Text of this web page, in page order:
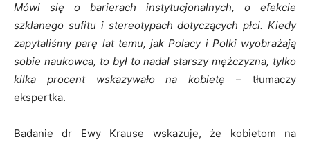
Mówi się o barierach instytucjonalnych, o efekcie
szklanego sufitu i stereotypach dotyczących płci. Kiedy
zapytaliśmy parę lat temu, jak Polacy i Polki wyobrażają
sobie naukowca, to był to nadal starszy mężczyzna, tylko
kilka procent wskazywało na kobietę – tłumaczy
ekspertka.
Badanie dr Ewy Krause wskazuje, że kobietom na